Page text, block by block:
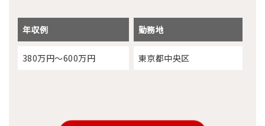
年収例 勤務地
380万円～600万円 東京都中央区